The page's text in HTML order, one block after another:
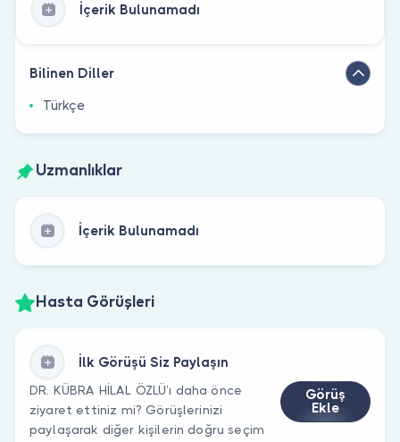
İçerik Bulunamadı
Bilinen Diller
Türkçe
Uzmanlıklar
İçerik Bulunamadı
Hasta Görüşleri
İlk Görüşü Siz Paylaşın
DR. KÜBRA HİLAL ÖZLÜ’ı daha önce
ziyaret ettiniz mi? Görüşlerinizi
paylaşarak diğer kişilerin doğru seçim
Görüş
Ekle